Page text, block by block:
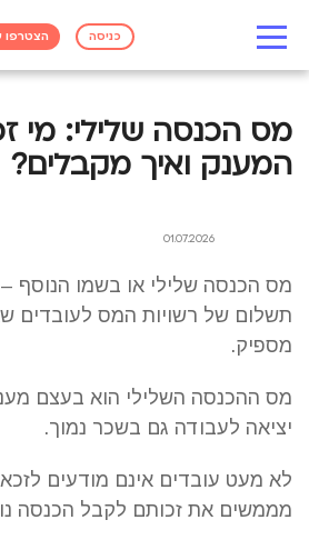
כניסה הצטרפו
מס הכנסה שלילי: מי
המענק ואיך מקבלים?
01.07.2026
מס הכנסה שלילי או בשמו הנוסף
תשלום של רשויות המס לעובדים
מספיק.
מס ההכנסה השלילי הוא בעצם
יציאה לעבודה גם בשכר נמוך.
לא מעט עובדים אינם מודעים
מממשים את זכותם לקבל הכנסה